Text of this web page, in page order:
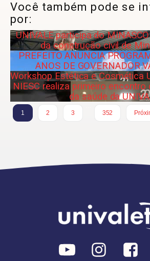
Você também pode se
por:
UNIVALE participa do
da construção civil de
PREFEITO ANUNCIA
ANOS DE GOVERNADOR
Workshop Estética e Cosmética
NIESC realiza primeiro
da saúde da
1 2 3
352